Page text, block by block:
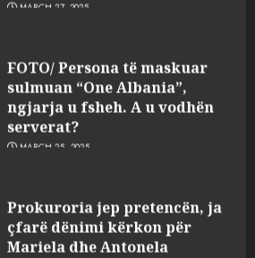
ngjarja u fsheh. A u vodhën
serverat?
MARCH 25, 2025
Mariela dhe Antonela
Berishën
MARCH 25, 2025